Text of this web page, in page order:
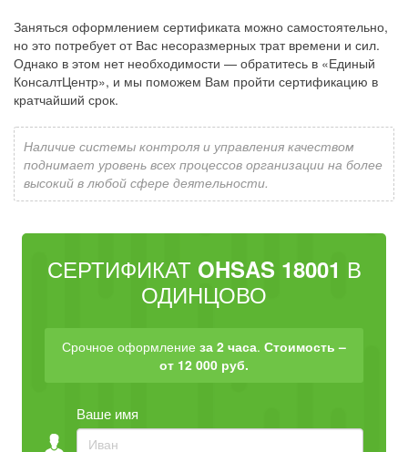
Заняться оформлением сертификата можно самостоятельно,
но это потребует от Вас несоразмерных трат времени и сил.
Однако в этом нет необходимости — обратитесь в «Единый
КонсалтЦентр», и мы поможем Вам пройти сертификацию в
кратчайший срок.
Наличие системы контроля и управления качеством
поднимает уровень всех процессов организации на более
высокий в любой сфере деятельности.
СЕРТИФИКАТ OHSAS 18001 В
ОДИНЦОВО
Срочное оформление за 2 часа. Стоимость –
от 12 000 руб.
Ваше имя